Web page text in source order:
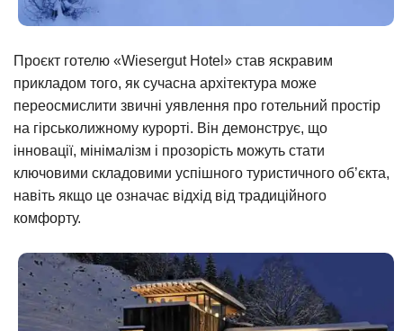
Проєкт готелю «Wiesergut Hotel» став яскравим
прикладом того, як сучасна архітектура може
переосмислити звичні уявлення про готельний простір
на гірськолижному курорті. Він демонструє, що
інновації, мінімалізм і прозорість можуть стати
ключовими складовими успішного туристичного об’єкта,
навіть якщо це означає відхід від традиційного
комфорту.